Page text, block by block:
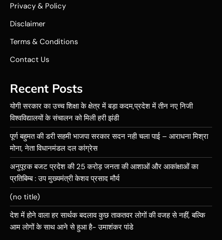
Privacy & Policy
Disclaimer
Terms & Conditions
Contact Us
Recent Posts
योगी सरकार का उच्च शिक्षा के क्षेत्र में बड़ा कदम,प्रदेश में तीन नए निजी
विश्वविद्यालयों के संचालन को मिली हरी झंडी
पूर्ण बहुमत की डरी सहमी भाजपा सरकार सदन नही चला पाई – आराधना मिश्रा
मोना, नेता विधानमंडल दल कांग्रेस
अनुपूरक बजट प्रदेश की 25 करोड़ जनता की आशाओं और आकांक्षाओं का
प्रतिबिम्ब : उप मुख्यमंत्री केशव प्रसाद मौर्य
(no title)
देश में होने वाला हर सार्थक बदलाव कुछ ताकतवर लोगों की वजह से नहीं, बल्कि
आम लोगों के साथ आने से हुआ है- उमाशंकर पांडे